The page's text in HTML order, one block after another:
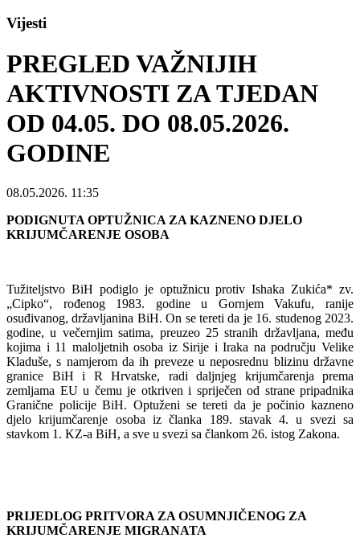
Vijesti
PREGLED VAŽNIJIH
AKTIVNOSTI ZA ТJEDАN
OD 04.05. DO 08.05.2026.
GODINE
08.05.2026. 11:35
PODIGNUTA OPTUŽNICA ZA KAZNENO DJELO
KRIJUMČARENJE OSOBA
Tužiteljstvo BiH podiglo je optužnicu protiv Ishaka Zukića* zv.
„Cipko“, rođenog 1983. godine u Gornjem Vakufu, ranije
osuđivanog, državljanina BiH. On se tereti da je 16. studenog 2023.
godine, u večernjim satima, preuzeo 25 stranih državljana, među
kojima i 11 maloljetnih osoba iz Sirije i Iraka na području Velike
Kladuše, s namjerom da ih preveze u neposrednu blizinu državne
granice BiH i R Hrvatske, radi daljnjeg krijumčarenja prema
zemljama EU u čemu je otkriven i spriječen od strane pripadnika
Granične policije BiH. Optuženi se tereti da je počinio kazneno
djelo krijumčarenje osoba iz članka 189. stavak 4. u svezi sa
stavkom 1. KZ-a BiH, a sve u svezi sa člankom 26. istog Zakona.
PRIJEDLOG PRITVORA ZA OSUMNJIČENOG ZA
KRIJUMČARENJE MIGRANATA